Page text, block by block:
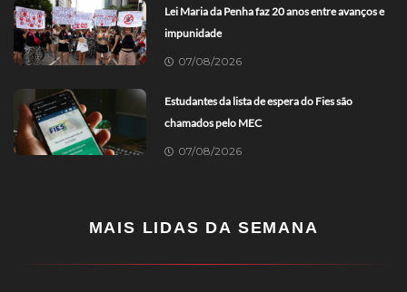
Lei Maria da Penha faz 20 anos entre avanços e
impunidade
07/08/2026
Estudantes da lista de espera do Fies são
chamados pelo MEC
07/08/2026
MAIS LIDAS DA SEMANA